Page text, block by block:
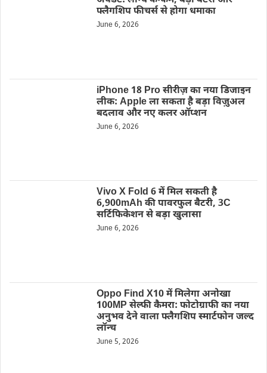
फ्लैगशिप फीचर्स से होगा धमाका
June 6, 2026
iPhone 18 Pro सीरीज़ का नया डिजाइन
लीक: Apple ला सकता है बड़ा विज़ुअल
बदलाव और नए कलर ऑप्शन
June 6, 2026
Vivo X Fold 6 में मिल सकती है
6,900mAh की पावरफुल बैटरी, 3C
सर्टिफिकेशन से बड़ा खुलासा
June 6, 2026
Oppo Find X10 में मिलेगा अनोखा
100MP सेल्फी कैमरा: फोटोग्राफी का नया
अनुभव देने वाला फ्लैगशिप स्मार्टफोन जल्द
लॉन्च
June 5, 2026